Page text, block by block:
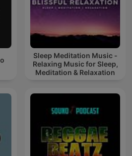
Sleep Meditation Music -
Relaxing Music for Sleep,
Meditation & Relaxation